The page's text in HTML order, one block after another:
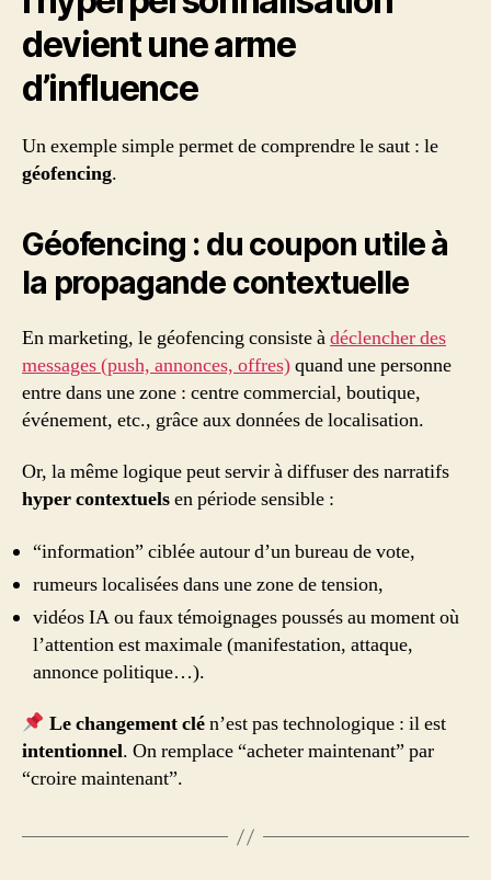
devient une arme
d’influence
Un exemple simple permet de comprendre le saut : le
géofencing.
Géofencing : du coupon utile à
la propagande contextuelle
En marketing, le géofencing consiste àdéclencher des
messages (push, annonces, offres)quand une personne
entre dans une zone : centre commercial, boutique,
événement, etc., grâce aux données de localisation.
Or, la même logique peut servir à diffuser des narratifs
hyper contextuelsen période sensible :
“information” ciblée autour d’un bureau de vote,
rumeurs localisées dans une zone de tension,
vidéos IA ou faux témoignages poussés au moment où
l’attention est maximale (manifestation, attaque,
annonce politique…).
Le changement clén’est pas technologique : il est
intentionnel. On remplace “acheter maintenant” par
“croire maintenant”.